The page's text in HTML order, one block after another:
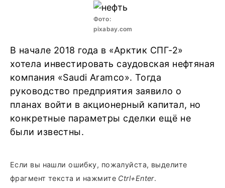
Фото:
pixabay.com
В начале 2018 года в «Арктик СПГ-2»
хотела инвестировать саудовская нефтяная
компания «Saudi Aramco». Тогда
руководство предприятия заявило о
планах войти в акционерный капитал, но
конкретные параметры сделки ещё не
были известны.
Если вы нашли ошибку, пожалуйста, выделите
фрагмент текста и нажмите Ctrl+Enter.